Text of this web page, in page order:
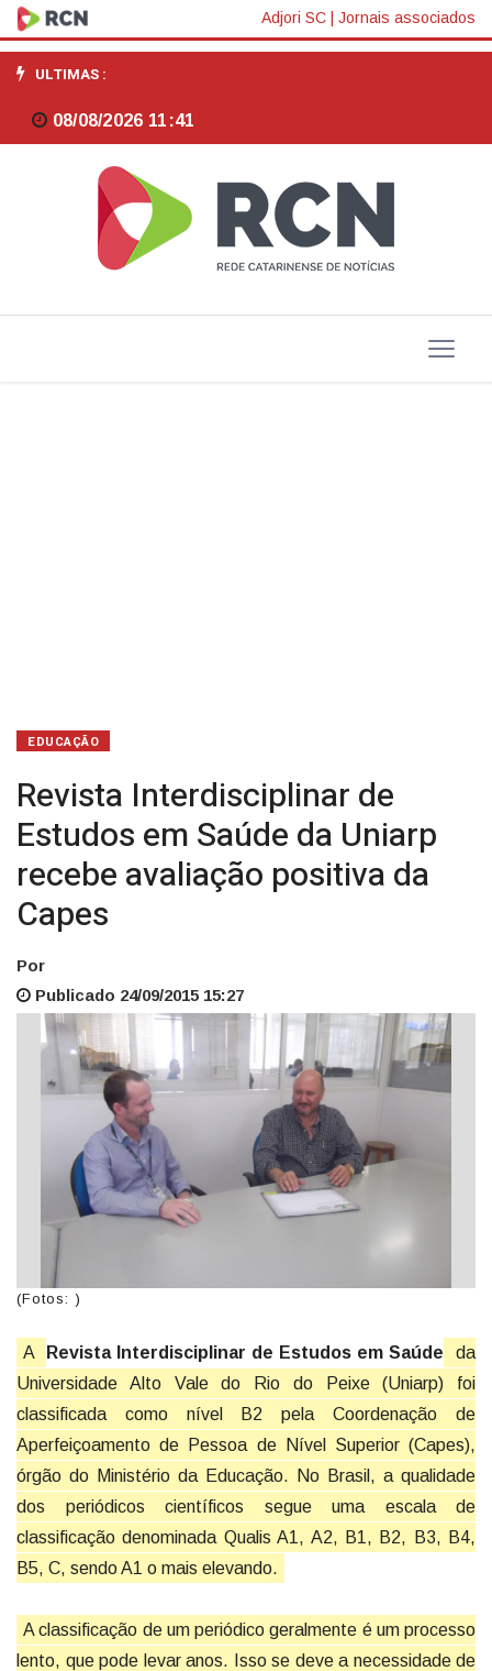
Revista
Interdisciplinar
de
Estudos
Saúde
da
Adjori SC Jornais associados
ULTIMAS :
08/08/2026 11:41
EDUCAÇÃO
Revista Interdisciplinar de
Estudos em Saúde da Uniarp
recebe avaliação positiva da
Capes
Por
Publicado 24/09/2015 15:27
(Fotos: )
A Revista Interdisciplinar de Estudos em Saúde
da
Universidade Alto Vale do Rio do Peixe (Uniarp) foi
classificada como nível B2 pela Coordenação de
Aperfeiçoamento de Pessoa de Nível Superior (Capes),
órgão do Ministério da Educação. No Brasil, a qualidade
dos periódicos científicos segue uma escala de
classificação denominada Qualis A1, A2, B1, B2, B3, B4,
B5, C, sendo A1 o mais elevando.
A classificação de um periódico geralmente é um processo
lento, que pode levar anos. Isso se deve a necessidade de